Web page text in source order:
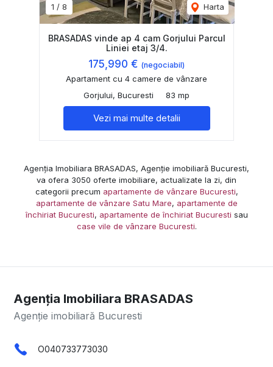
1 / 8 Harta
BRASADAS vinde ap 4 cam Gorjului Parcul
Liniei etaj 3/4.
175,990 € (negociabil)
Apartament cu 4 camere de vânzare
Gorjului, Bucuresti
83 mp
Vezi mai multe detalii
Agenția Imobiliara BRASADAS, Agenție imobiliară Bucuresti,
va ofera 3050 oferte imobiliare, actualizate la zi, din
categorii precum apartamente de vânzare Bucuresti,
apartamente de vânzare Satu Mare, apartamente de
închiriat Bucuresti, apartamente de închiriat Bucuresti sau
case vile de vânzare Bucuresti.
Agenția Imobiliara BRASADAS
Agenție imobiliară Bucuresti
O040733773030